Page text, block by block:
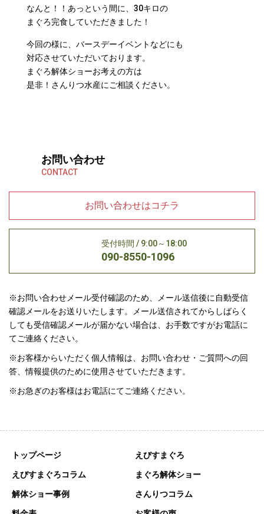
なんと！！あっという間に、30キロの
まぐろ完食していただきました！
今回の様に、バースデーイベントなどにも
対応させていただいております。
まぐろ解体ショーお考えの方は
是非！さんりつ水産にご相談ください。
お問い合わせ
CONTACT
お問い合わせはコチラ
受付時間 / 9:00～18:00
090-8550-1096
※お問い合わせメール受付確認のため、メール送信後に自動受信
確認メールをお送りいたします。メール送信されてからしばらく
しても受信確認メールが届かない場合は、お手数ですがお電話に
てご連絡ください。
※お客様からいただく個人情報は、お問い合わせ・ご質問への回
答、情報提供のために使用させていただきます。
※お急ぎのお客様はお電話にてご連絡ください。
トップページ えびすまぐろ
えびすまぐろコラム まぐろ解体ショー
解体ショー事例 さんりつコラム